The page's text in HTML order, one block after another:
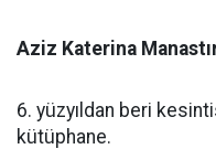
Aziz Katerina
6. yüzyıldan beri
kütüphane.